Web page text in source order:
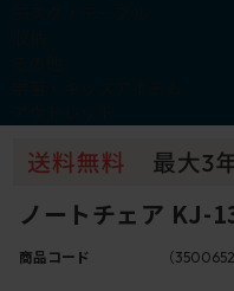
ノートチェア KJ-
商品コード （